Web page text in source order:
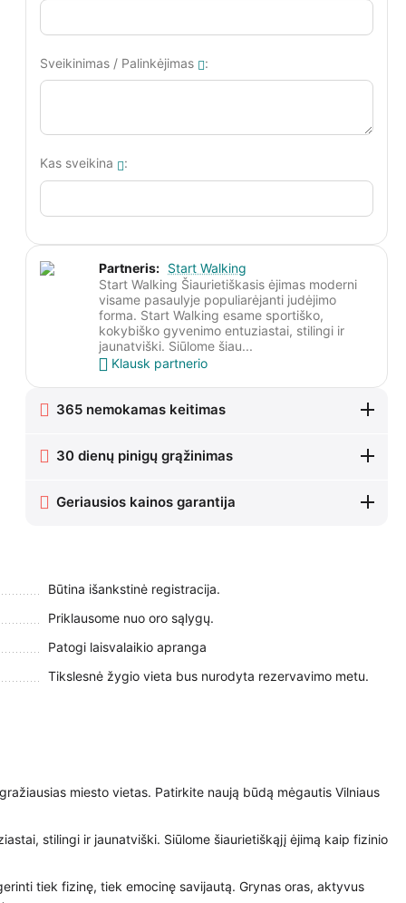
Sveikinimas / Palinkėjimas :
Kas sveikina :
Partneris: Start Walking
Start Walking Šiaurietiškasis ėjimas moderni
visame pasaulyje populiarėjanti judėjimo
forma. Start Walking esame sportiško,
kokybiško gyvenimo entuziastai, stilingi ir
jaunatviški. Siūlome šiau...
Klausk partnerio
365 nemokamas keitimas
30 dienų pinigų grąžinimas
Geriausios kainos garantija
Būtina išankstinė registracija.
Priklausome nuo oro sąlygų.
Patogi laisvalaikio apranga
Tikslesnė žygio vieta bus nurodyta rezervavimo metu.
miesto vietas. Patirkite naują būdą mėgautis Vilniaus
stilingi ir jaunatviški. Siūlome šiaurietiškąjį ėjimą kaip fizinio
tiek fizinę, tiek emocinę savijautą. Grynas oras, aktyvus